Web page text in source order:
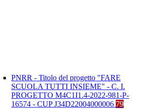
PNRR - Titolo del progetto "FARE
SCUOLA TUTTI INSIEME" - C. I.
PROGETTO M4C1I1.4-2022-981-P-
16574 - CUP J34D22004000006 79